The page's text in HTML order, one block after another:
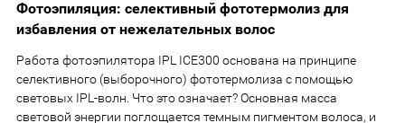
Фотоэпиляция: селективный фототермолиз для
избавления от нежелательных волос
Работа фотоэпилятора IPL ICE300 основана на принципе
селективного (выборочного) фототермолиза с помощью
световых IPL-волн. Что это означает? Основная масса
световой энергии поглощается темным пигментом волоса, и